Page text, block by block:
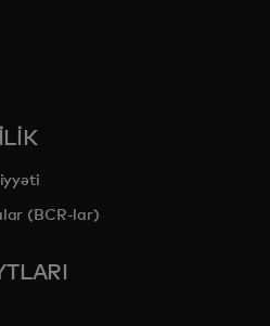
new tab
in a new tab
(BCR-lar)
tab